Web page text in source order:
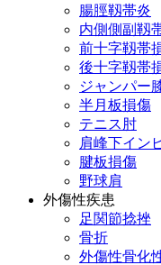
腸脛靱帯炎
内側側副靱
前十字靱帯
後十字靱帯
ジャンパー
半月板損傷
テニス肘
肩峰下イン
腱板損傷
野球肩
外傷性疾患
足関節捻挫
骨折
外傷性骨化